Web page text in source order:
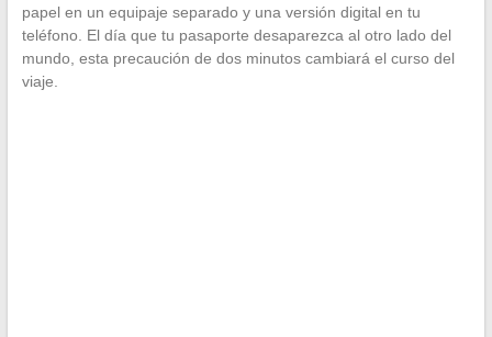
papel en un equipaje separado y una versión digital en tu
teléfono. El día que tu pasaporte desaparezca al otro lado del
mundo, esta precaución de dos minutos cambiará el curso del
viaje.